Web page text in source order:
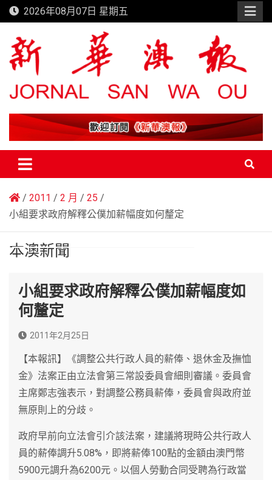
Skip
to
content
2026年08月07日 星期五
新華澳報
2011 2 月
25
小組要求政府解釋公僕加薪幅度如何釐定
本澳新聞
小組要求政府解釋公僕加薪幅度如
何釐定
2011年2月25日
【本報訊】《調整公共行政人員的薪俸、退休金及撫恤
金》法案正由立法會第三常設委員會細則審議。委員會
主席鄭志強表示，對調整公務員薪俸，委員會與政府並
無原則上的分歧。
政府早前向立法會引介該法案，建議將現時公共行政人
員的薪俸調升5.08%，即將薪俸100點的金額由澳門幣
5900元調升為6200元。以個人勞動合同受聘為行政當